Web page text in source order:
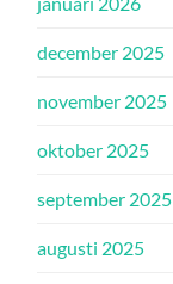
december 2025
november 2025
oktober 2025
september 2025
augusti 2025